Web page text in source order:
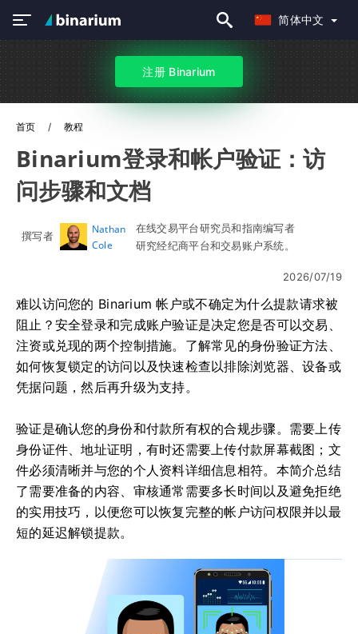
简体中文
注册 Binarium
首页 教程
Binarium登录和帐户验证：访
问步骤和文档
撰写者
Nathan
Cole
在线交易平台研究员和指南编写者
研究经纪商平台和交易账户系统。
2026/07/19
难以访问您的 Binarium 帐户或不确定为什么提款请求被
阻止？安全登录和完成账户验证是决定您是否可以交易、
注资或兑现的两个控制措施。了解常见的身份验证方法、
如何恢复锁定的访问以及快速检查以排除浏览器、设备或
凭据问题，然后再升级为支持。
验证是确认您的身份和付款所有权的合规步骤。需要上传
身份证件、地址证明，有时还需要上传付款屏幕截图；文
件必须清晰并与您的个人资料详细信息相符。本简介总结
了需要准备的内容、审核通常需要多长时间以及避免拒绝
的实用技巧，以便您可以恢复完整的帐户访问权限并以最
短的延迟解锁提款。